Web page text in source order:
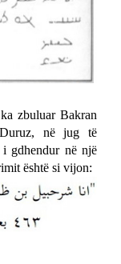
zbuluar Bakran
në jug të
gdhendur në një
është si vijon: